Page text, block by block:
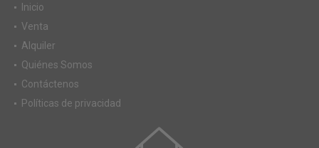
Inicio
Venta
Alquiler
Quiénes Somos
Contáctenos
Políticas de privacidad